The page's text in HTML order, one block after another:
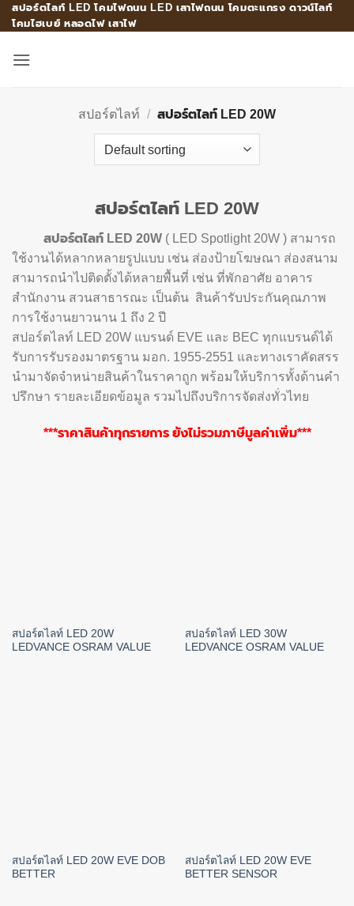
Skip
to
สปอร์ตไลท์ LED โคมไฟถนน LED เสาไฟถนน โคมตะแกรง ดาวน์ไลท์
โคมไฮเบย์ หลอดไฟ เสาไฟ
สปอร์ตไลท์ / สปอร์ตไลท์ LED 20W
สปอร์ตไลท์ LED 20W
สปอร์ตไลท์ LED 20W ( LED Spotlight 20W ) สามารถ
ใช้งานได้หลากหลายรูปแบบ เช่น ส่องป้ายโฆษณา ส่องสนาม
สามารถนำไปติดตั้งได้หลายพื้นที่ เช่น ที่พักอาศัย อาคาร
สำนักงาน สวนสาธารณะ เป็นต้น สินค้ารับประกันคุณภาพ
การใช้งานยาวนาน 1 ถึง 2 ปี
สปอร์ตไลท์ LED 20W แบรนด์ EVE และ BEC ทุกแบรนด์ได้
รับการรับรองมาตรฐาน มอก. 1955-2551 และทางเราคัดสรร
นำมาจัดจำหน่ายสินค้าในราคาถูก พร้อมให้บริการทั้งด้านคำ
ปรึกษา รายละเอียดข้อมูล รวมไปถึงบริการจัดส่งทั่วไทย
***ราคาสินค้าทุกรายการ ยังไม่รวมภาษีมูลค่าเพิ่ม***
สปอร์ตไลท์ LED 20W
LEDVANCE OSRAM VALUE
สปอร์ตไลท์ LED 30W
LEDVANCE OSRAM VALUE
สปอร์ตไลท์ LED 20W EVE DOB
BETTER
สปอร์ตไลท์ LED 20W EVE
BETTER SENSOR